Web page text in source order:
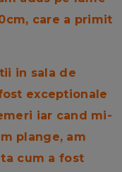
care a primit
in sala de
exceptionale
iar cand mi-
plange, am
cum a fost